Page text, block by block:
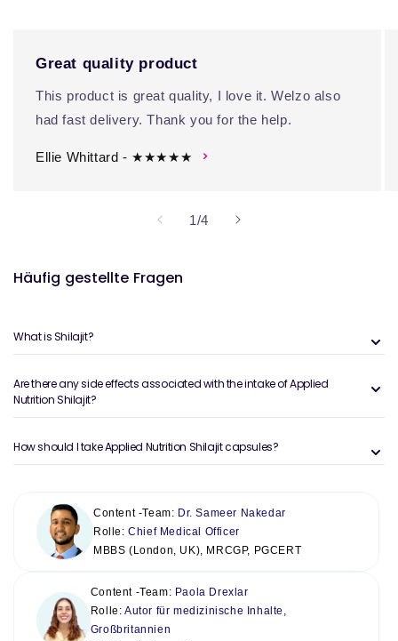
Great quality product
This product is great quality, I love it. Welzo also
had fast delivery. Thank you for the help.
Ellie Whittard - ★★★★★
1/von
4
Häufig gestellte Fragen
What is Shilajit?
Are there any side effects associated with the intake of Applied
Nutrition Shilajit?
How should I take Applied Nutrition Shilajit capsules?
Content -Team: Dr. Sameer Nakedar
Rolle:Chief Medical Officer
MBBS (London, UK), MRCGP, PGCERT
Content -Team: Paola Drexlar
Rolle:Autor für medizinische Inhalte,
Großbritannien